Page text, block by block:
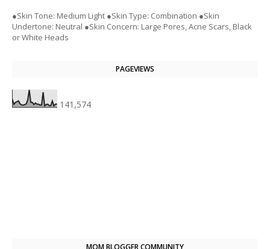
●Skin Tone: Medium Light ●Skin Type: Combination ●Skin
Undertone: Neutral ●Skin Concern: Large Pores, Acne Scars, Black
or White Heads
PAGEVIEWS
141,574
MOM BLOGGER COMMUNITY